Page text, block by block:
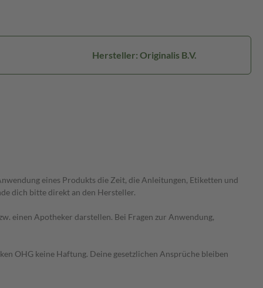
Hersteller: Originalis B.V.
eines Produkts die Zeit, die Anleitungen, Etiketten und
dich bitte direkt an den Hersteller.
einen Apotheker darstellen. Bei Fragen zur Anwendung,
OHG keine Haftung. Deine gesetzlichen Ansprüche bleiben